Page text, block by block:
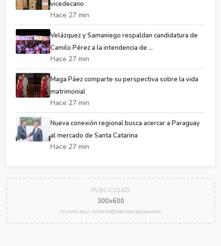
vicedecano
Hace 27 min
Velázquez y Samaniego respaldan candidatura de
Camilo Pérez a la intendencia de ...
Hace 27 min
Maga Páez comparte su perspectiva sobre la vida
matrimonial
Hace 27 min
Nueva conexión regional busca acercar a Paraguay
al mercado de Santa Catarina
Hace 27 min
PUBLICIDAD
300x600
Anunciá aquí: contacto@diarioparaguayo.com